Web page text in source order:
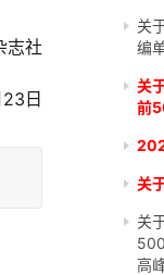
志社
日
关
编
关
前
关
关
高